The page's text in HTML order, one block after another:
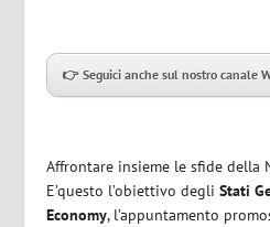
👉 Seguici anche sul nostro canale
Affrontare insieme le sfide della
E’questo l’obiettivo degliStati
Economy, l’appuntamento